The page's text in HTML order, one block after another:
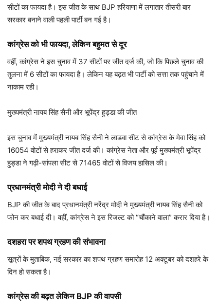
सीटों का फायदा है। इस जीत के साथ BJP हरियाणा में लगातार तीसरी बार
सरकार बनाने वाली पहली पार्टी बन गई है।
कांग्रेस को भी फायदा, लेकिन बहुमत से दूर
वहीं, कांग्रेस ने इस चुनाव में 37 सीटों पर जीत दर्ज की, जो कि पिछले चुनाव की
तुलना में 6 सीटों का फायदा है। लेकिन यह बढ़त भी पार्टी को सत्ता तक पहुंचाने में
नाकाम रही।
मुख्यमंत्री नायब सिंह सैनी और भूपेंद्र हुड्डा की जीत
इस चुनाव में मुख्यमंत्री नायब सिंह सैनी ने लाडवा सीट से कांग्रेस के मेवा सिंह को
16054 वोटों से हराकर जीत दर्ज की। कांग्रेस नेता और पूर्व मुख्यमंत्री भूपेंद्र
हुड्डा ने गढ़ी-सांपला सीट से 71465 वोटों से विजय हासिल की।
प्रधानमंत्री मोदी ने दी बधाई
BJP की जीत के बाद प्रधानमंत्री नरेंद्र मोदी ने मुख्यमंत्री नायब सिंह सैनी को
फोन कर बधाई दी। वहीं, कांग्रेस ने इस रिजल्ट को “चौंकाने वाला” करार दिया है।
दशहरा पर शपथ ग्रहण की संभावना
सूत्रों के मुताबिक, नई सरकार का शपथ ग्रहण समारोह 12 अक्टूबर को दशहरे के
दिन हो सकता है।
कांग्रेस की बढ़त लेकिन BJP की वापसी